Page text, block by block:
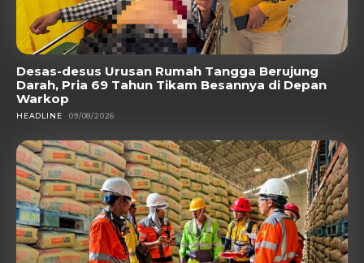
Desas-desus Urusan Rumah Tangga Berujung
Darah, Pria 69 Tahun Tikam Besannya di Depan
Warkop
HEADLINE 09/08/2026